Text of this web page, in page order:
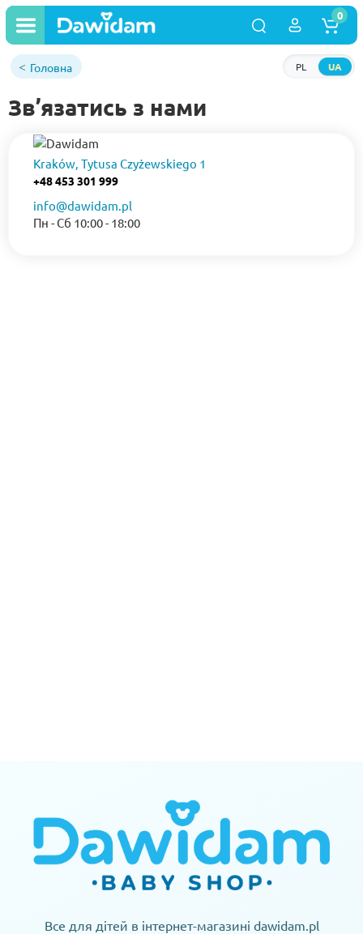
PL UA
0
Головна
Зв’язатись з нами
Kraków, Tytusa Czyżewskiego 1
+48453 301 999
info@dawidam.pl
Пн - Сб 10:00 - 18:00
Все для дітей в інтернет-магазині dawidam.pl